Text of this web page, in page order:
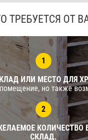
ТРЕБУЕТСЯ ОТ
1
ИЛИ МЕСТО ДЛЯ
но также
2
КОЛИЧЕСТВО
СКЛАД.